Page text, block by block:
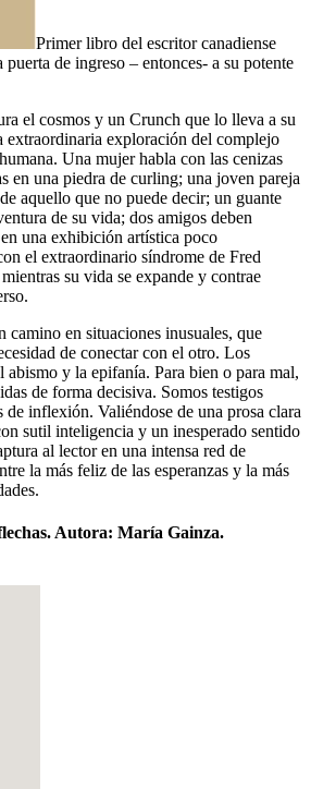
Primer libro del escritor canadiense
de ingreso – entonces- a su potente
el cosmos y un Crunch que lo lleva a su
extraordinaria exploración del complejo
Una mujer habla con las cenizas
en una piedra de curling; una joven pareja
aquello que no puede decir; un guante
de su vida; dos amigos deben
una exhibición artística poco
el extraordinario síndrome de Fred
su vida se expande y contrae
camino en situaciones inusuales, que
de conectar con el otro. Los
abismo y la epifanía. Para bien o para mal,
de forma decisiva. Somos testigos
de inflexión. Valiéndose de una prosa clara
sutil inteligencia y un inesperado sentido
al lector en una intensa red de
la más feliz de las esperanzas y la más
Autora: María Gainza.